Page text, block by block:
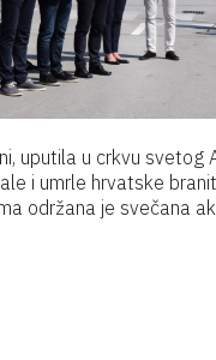
uputila u crkvu svetog
i umrle hrvatske
održana je svečana